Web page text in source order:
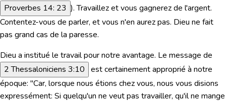
Proverbes 14: 23 ). Travaillez et vous gagnerez de l'argent.
Contentez-vous de parler, et vous n'en aurez pas. Dieu ne fait
pas grand cas de la paresse.
Dieu a institué le travail pour notre avantage. Le message de
2 Thessaloniciens 3:10 est certainement approprié à notre
époque: "Car, lorsque nous étions chez vous, nous vous disions
expressément: Si quelqu'un ne veut pas travailler, qu'il ne mange